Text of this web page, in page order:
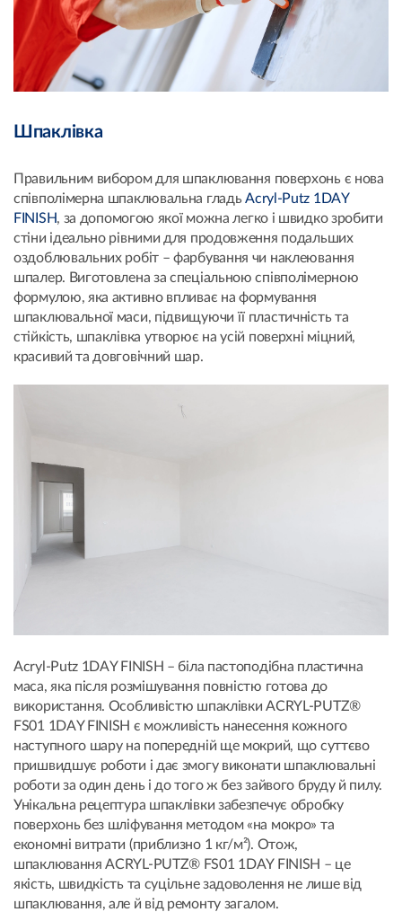
Шпаклівка
Правильним вибором для шпаклювання поверхонь є нова
співполімерна шпаклювальна гладьAcryl-Putz 1DAY
FINISH, за допомогою якої можна легко і швидко зробити
стіни ідеально рівними для продовження подальших
оздоблювальних робіт – фарбування чи наклеювання
шпалер. Виготовлена за спеціальною співполімерною
формулою, яка активно впливає на формування
шпаклювальної маси, підвищуючи її пластичність та
стійкість, шпаклівка утворює на усій поверхні міцний,
красивий та довговічний шар.
Acryl-Putz 1DAY FINISH – біла пастоподібна пластична
маса, яка після розмішування повністю готова до
використання. Особливістю шпаклівки ACRYL-PUTZ®
FS01 1DAY FINISH є можливість нанесення кожного
наступного шару на попередній ще мокрий, що суттєво
пришвидшує роботи і дає змогу виконати шпаклювальні
роботи за один день і до того ж без зайвого бруду й пилу.
Унікальна рецептура шпаклівки забезпечує обробку
поверхонь без шліфування методом «на мокро» та
економні витрати (приблизно 1 кг/м²). Отож,
шпаклювання ACRYL-PUTZ® FS01 1DAY FINISH – це
якість, швидкість та суцільне задоволення не лише від
шпаклювання, але й від ремонту загалом.